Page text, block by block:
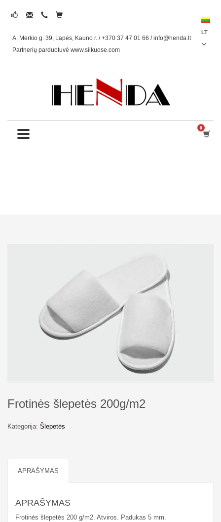
A. Merkio g. 39, Lapės, Kauno r. / +370 37 47 01 66 /info@henda.lt
Partnerių parduotuvė www.silkuose.com
LT
Frotinės šlepetės 200g/m2
Kategorija: Šlepetės
APRAŠYMAS
APRAŠYMAS
Frotinės šlepetės 200 g/m2. Atviros. Padukas 5 mm.